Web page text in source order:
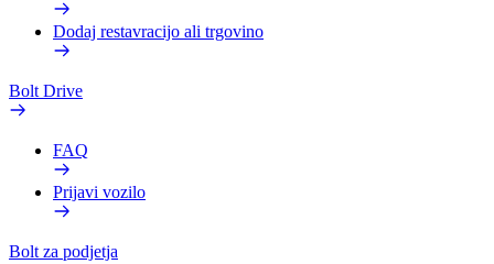
Dodaj restavracijo ali trgovino
Bolt Drive
FAQ
Prijavi vozilo
Bolt za podjetja